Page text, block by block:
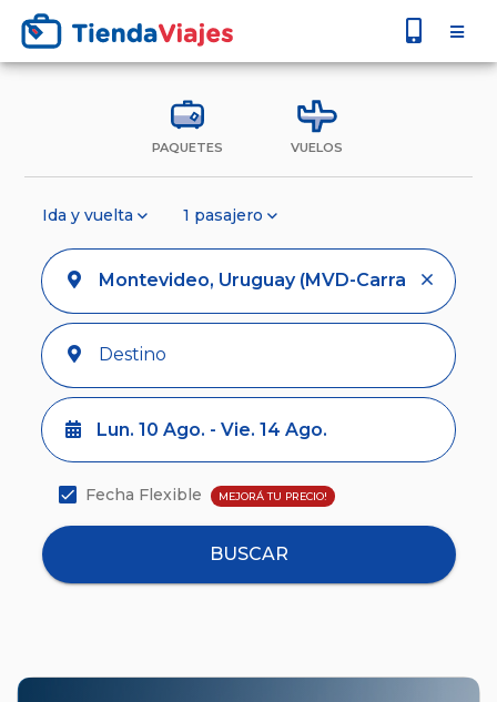
PAQUETES VUELOS
Ida y vuelta 1 pasajero
Lun. 10 Ago. - Vie. 14 Ago.
Fecha Flexible MEJORÁ TU PRECIO!
BUSCAR